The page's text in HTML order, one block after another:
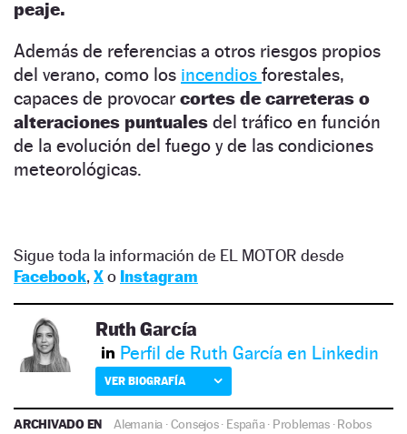
peaje.
Además de referencias a otros riesgos propios
del verano, como los incendios forestales,
capaces de provocar cortes de carreteras o
alteraciones puntuales del tráfico en función
de la evolución del fuego y de las condiciones
meteorológicas.
Sigue toda la información de EL MOTOR desde
Facebook, Xo Instagram
Ruth García
Perfil de Ruth García en Linkedin
VER BIOGRAFÍA
ARCHIVADO EN Alemania ·Consejos· España· Problemas·Robos